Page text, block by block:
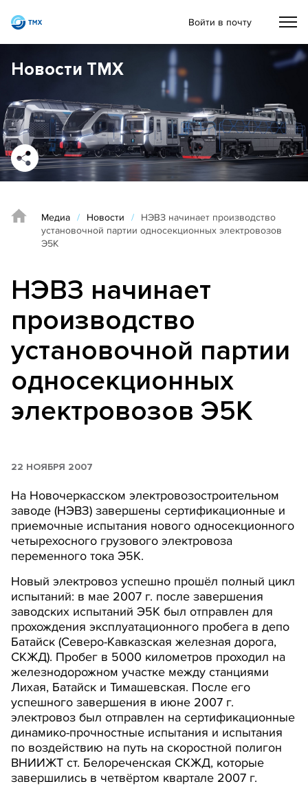
Войти в почту
Новости ТМХ
Медиа / Новости /
НЭВЗ начинает производство
установочной партии односекционных электровозов
Э5К
НЭВЗ начинает
производство
установочной партии
односекционных
электровозов Э5К
22 НОЯБРЯ 2007
На Новочеркасском электровозостроительном
заводе (НЭВЗ) завершены сертификационные и
приемочные испытания нового односекционного
четырехосного грузового электровоза
переменного тока Э5К.
Новый электровоз успешно прошёл полный цикл
испытаний: в мае 2007 г. после завершения
заводских испытаний Э5К был отправлен для
прохождения эксплуатационного пробега в депо
Батайск (Северо-Кавказская железная дорога,
СКЖД). Пробег в 5000 километров проходил на
железнодорожном участке между станциями
Лихая, Батайск и Тимашевская. После его
успешного завершения в июне 2007 г.
электровоз был отправлен на сертификационные
динамико-прочностные испытания и испытания
по воздействию на путь на скоростной полигон
ВНИИЖТ ст. Белореченская СКЖД, которые
завершились в четвёртом квартале 2007 г.